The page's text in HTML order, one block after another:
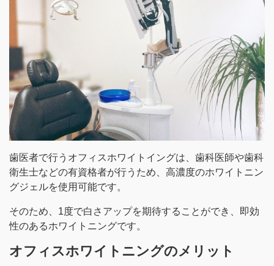
歯医者で行うオフィスホワイトイングは、歯科医師や歯科
衛生士などの有資格者が行うため、高濃度のホワイトニン
グジェルを使用可能です。
そのため、1度で白さアップを期待することができ、即効
性のあるホワイトニングです。
オフィスホワイトニングのメリット